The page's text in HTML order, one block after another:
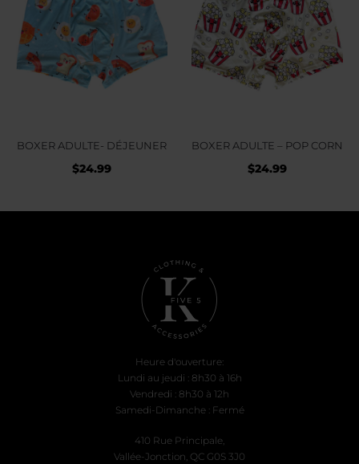
BOXER ADULTE- DÉJEUNER
$24.99
BOXER ADULTE – POP CORN
$24.99
Heure d'ouverture:
Lundi au jeudi : 8h30 à 16h
Vendredi : 8h30 à 12h
Samedi-Dimanche : Fermé
410 Rue Principale,
Vallée-Jonction, QC G0S 3J0